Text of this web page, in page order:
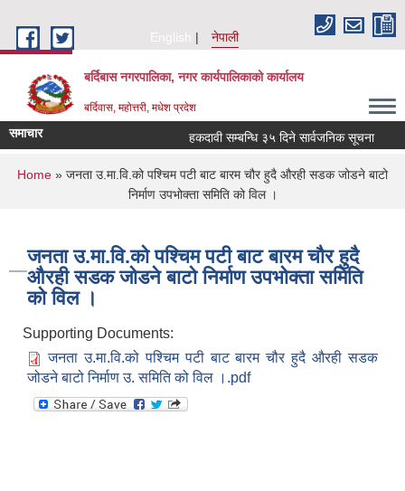
English
नेपाली
बर्दिबास नगरपालिका, नगर कार्यपालिकाको कार्यालय
बर्दिवास, महोत्तरी, मधेश प्रदेश
समाचार हकदावी सम्बन्धि ३५ दिने सार्वजनिक सूचना
You are here
Home » जनता उ.मा.वि.को पश्चिम पटी बाट बारम चौर हुदै औरही सडक जोडने बाटो
निर्माण उपभोक्ता समिति को विल ।
जनता उ.मा.वि.को पश्चिम पटी बाट बारम चौर हुदै
औरही सडक जोडने बाटो निर्माण उपभोक्ता समिति
को विल ।
Supporting Documents:
जनता उ.मा.वि.को पश्चिम पटी बाट बारम चौर हुदै औरही सडक
जोडने बाटो निर्माण उ. समिति को विल ।.pdf